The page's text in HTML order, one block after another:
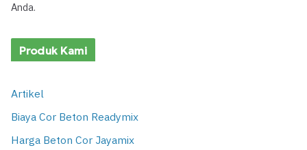
Anda.
Produk Kami
Artikel
Biaya Cor Beton Readymix
Harga Beton Cor Jayamix